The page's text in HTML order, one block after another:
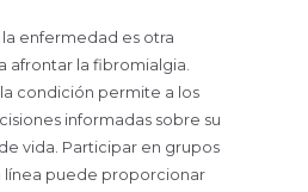
enfermedad es otra
afrontar la fibromialgia.
condición permite a los
informadas sobre su
vida. Participar en grupos
línea puede proporcionar